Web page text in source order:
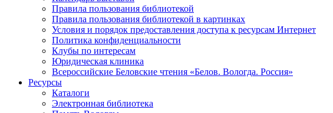
Правила пользования библиотекой
Правила пользования библиотекой в картинках
Условия и порядок предоставления доступа к ресурсам Интернет
Политика конфиденциальности
Клубы по интересам
Юридическая клиника
Всероссийские Беловские чтения «Белов. Вологда. Россия»
Ресурсы
Каталоги
Электронная библиотека